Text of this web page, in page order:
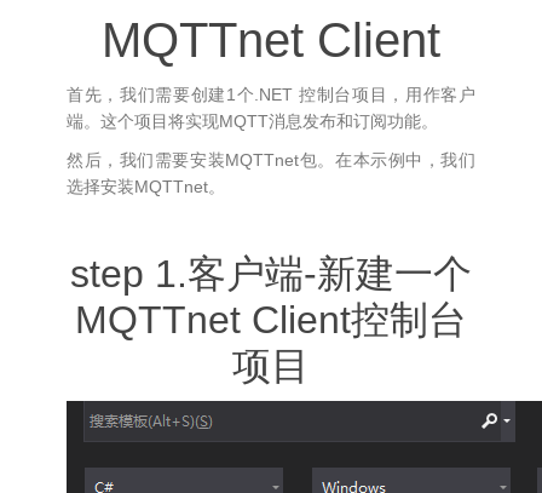
MQTTnet Client
首先，我们需要创建1个.NET 控制台项目，用作客户
端。这个项目将实现MQTT消息发布和订阅功能。
然后，我们需要安装MQTTnet包。在本示例中，我们
选择安装MQTTnet。
step 1.客户端-新建一个
MQTTnet Client控制台
项目